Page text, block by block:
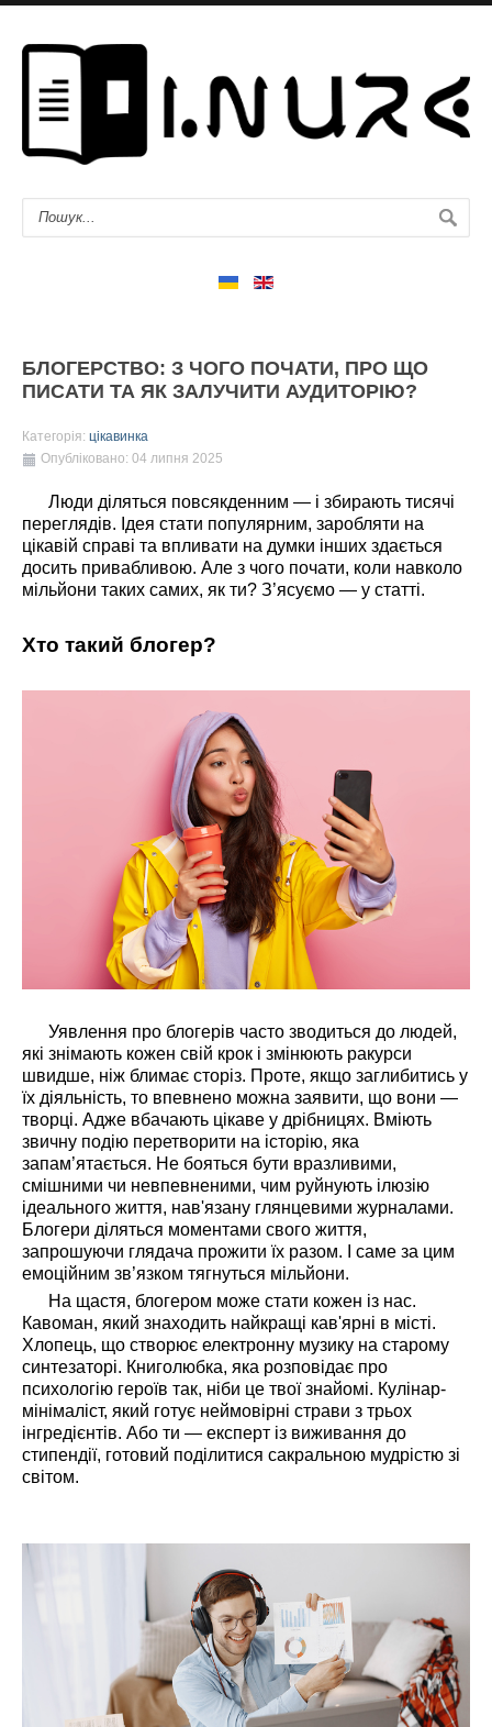
БЛОГЕРСТВО: З ЧОГО ПОЧАТИ, ПРО ЩО
ПИСАТИ ТА ЯК ЗАЛУЧИТИ АУДИТОРІЮ?
Категорія: цікавинка
Опубліковано: 04 липня 2025
Люди діляться повсякденним — і збирають тисячі
переглядів. Ідея стати популярним, заробляти на
цікавій справі та впливати на думки інших здається
досить привабливою. Але з чого почати, коли навколо
мільйони таких самих, як ти? З’ясуємо — у статті.
Хто такий блогер?
Уявлення про блогерів часто зводиться до людей,
які знімають кожен свій крок і змінюють ракурси
швидше, ніж блимає сторіз. Проте, якщо заглибитись у
їх діяльність, то впевнено можна заявити, що вони —
творці. Адже вбачають цікаве у дрібницях. Вміють
звичну подію перетворити на історію, яка
запам’ятається. Не бояться бути вразливими,
смішними чи невпевненими, чим руйнують ілюзію
ідеального життя, нав'язану глянцевими журналами.
Блогери діляться моментами свого життя,
запрошуючи глядача прожити їх разом. І саме за цим
емоційним зв’язком тягнуться мільйони.
На щастя, блогером може стати кожен із нас.
Кавоман, який знаходить найкращі кав'ярні в місті.
Хлопець, що створює електронну музику на старому
синтезаторі. Книголюбка, яка розповідає про
психологію героїв так, ніби це твої знайомі. Кулінар-
мінімаліст, який готує неймовірні страви з трьох
інгредієнтів. Або ти — експерт із виживання до
стипендії, готовий поділитися сакральною мудрістю зі
світом.